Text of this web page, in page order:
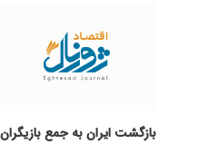
بازگشت ایران به جمع بازیگران